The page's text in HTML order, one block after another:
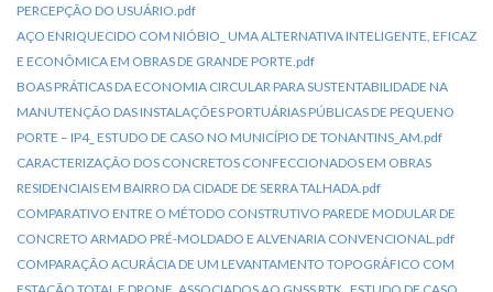
PERCEPÇÃO DO USUÁRIO.pdf
AÇO ENRIQUECIDO COM NIÓBIO_ UMA ALTERNATIVA INTELIGENTE, EFICAZ
E ECONÔMICA EM OBRAS DE GRANDE PORTE.pdf
BOAS PRÁTICAS DA ECONOMIA CIRCULAR PARA SUSTENTABILIDADE NA
MANUTENÇÃO DAS INSTALAÇÕES PORTUÁRIAS PÚBLICAS DE PEQUENO
PORTE – IP4_ ESTUDO DE CASO NO MUNICÍPIO DE TONANTINS_AM.pdf
CARACTERIZAÇÃO DOS CONCRETOS CONFECCIONADOS EM OBRAS
RESIDENCIAIS EM BAIRRO DA CIDADE DE SERRA TALHADA.pdf
COMPARATIVO ENTRE O MÉTODO CONSTRUTIVO PAREDE MODULAR DE
CONCRETO ARMADO PRÉ-MOLDADO E ALVENARIA CONVENCIONAL.pdf
COMPARAÇÃO ACURÁCIA DE UM LEVANTAMENTO TOPOGRÁFICO COM